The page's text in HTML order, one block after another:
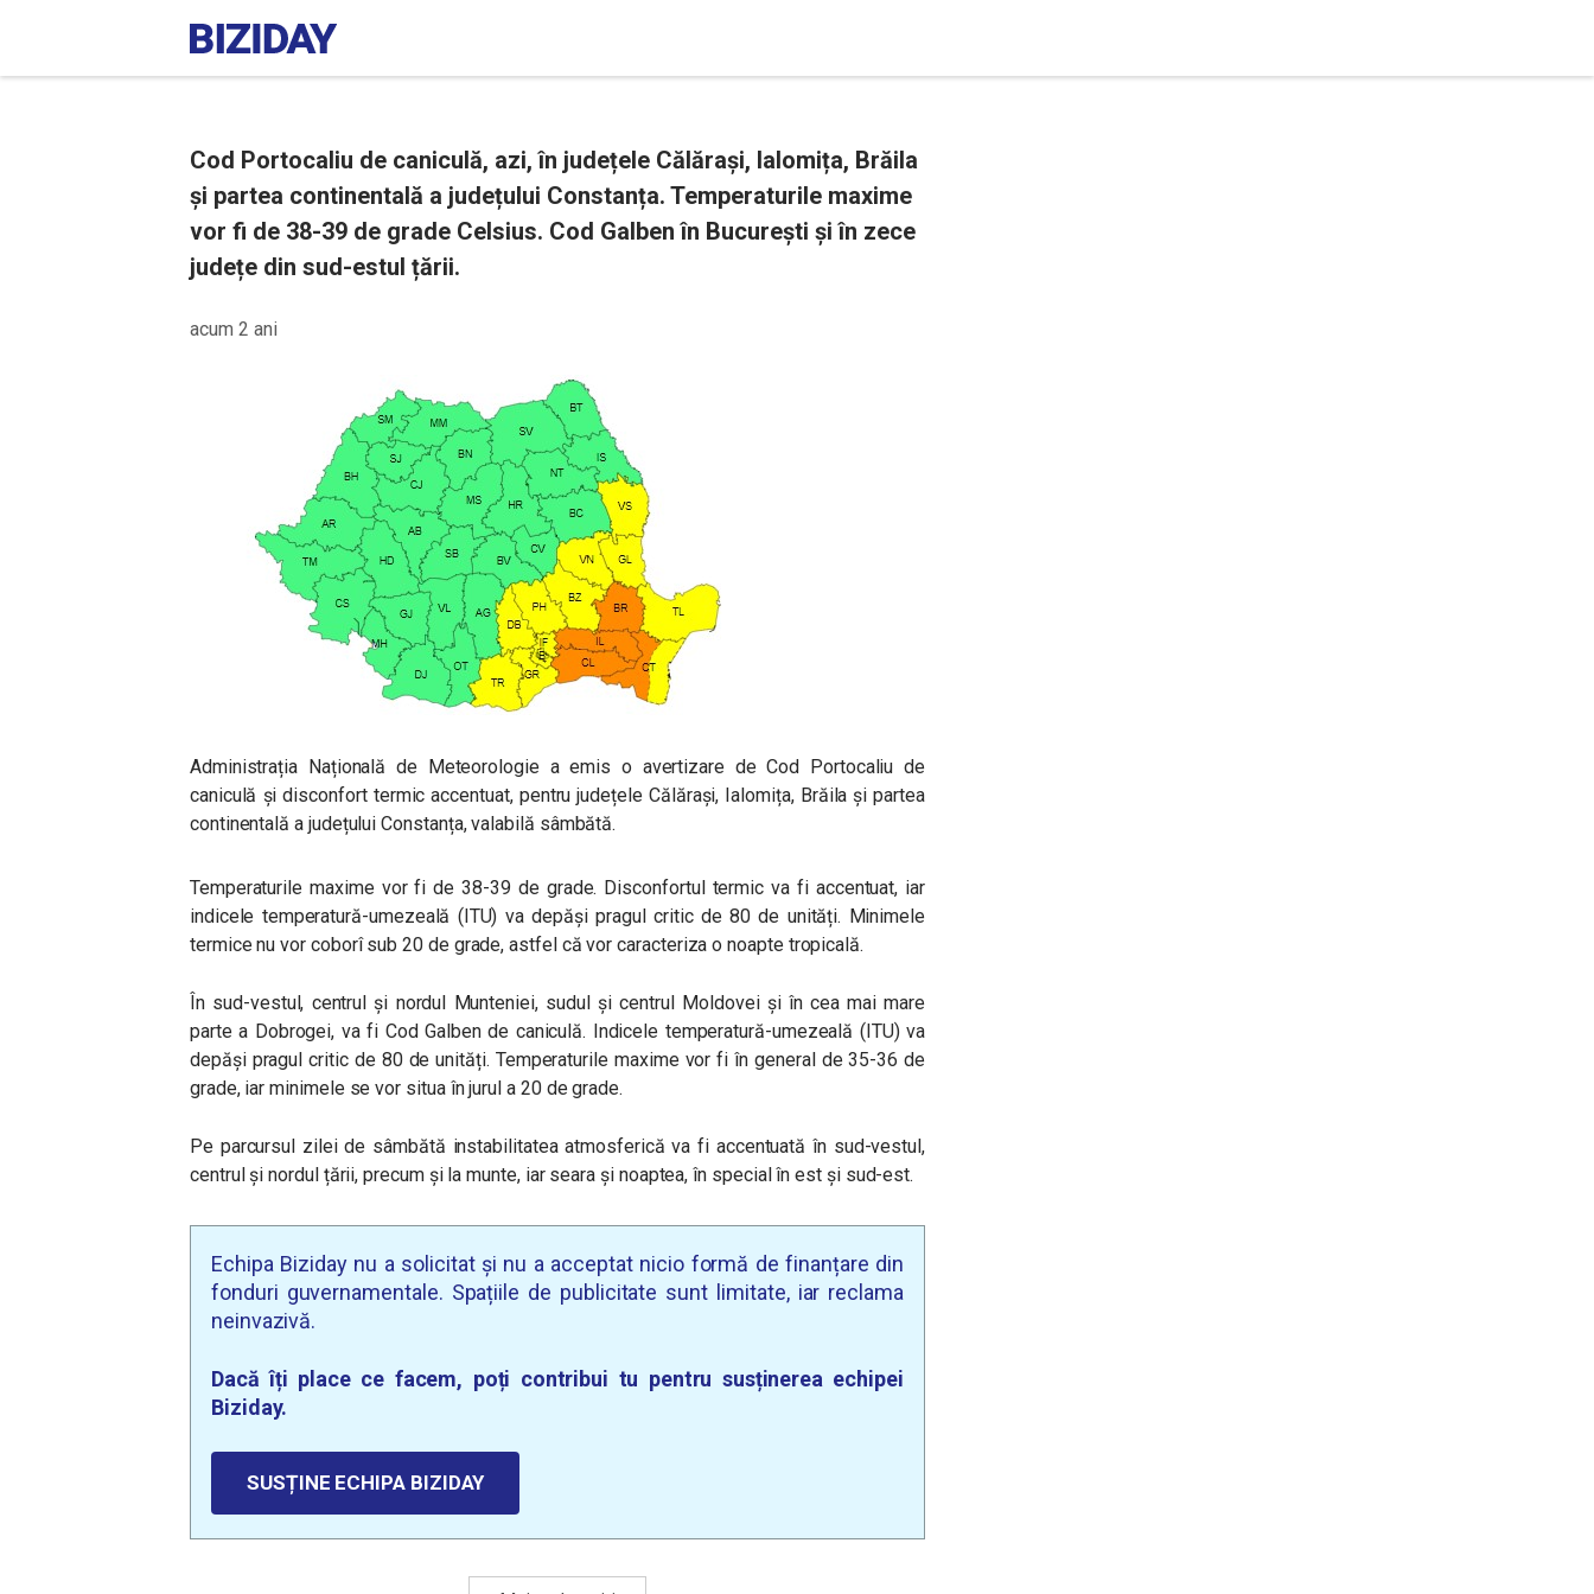
Cod Portocaliu de caniculă, azi, în județele Călărași, Ialomița, Brăila
și partea continentală a județului Constanța. Temperaturile maxime
vor fi de 38-39 de grade Celsius. Cod Galben în București și în zece
județe din sud-estul țării.
acum 2 ani
Administrația Națională de Meteorologie a emis o avertizare de Cod Portocaliu de
caniculă și disconfort termic accentuat, pentru județele Călărași, Ialomița, Brăila și partea
continentală a județului Constanța, valabilă sâmbătă.
Temperaturile maxime vor fi de 38-39 de grade. Disconfortul termic va fi accentuat, iar
indicele temperatură-umezeală (ITU) va depăși pragul critic de 80 de unități. Minimele
termice nu vor coborî sub 20 de grade, astfel că vor caracteriza o noapte tropicală.
În sud-vestul, centrul și nordul Munteniei, sudul și centrul Moldovei și în cea mai mare
parte a Dobrogei, va fi Cod Galben de caniculă. Indicele temperatură-umezeală (ITU) va
depăși pragul critic de 80 de unități. Temperaturile maxime vor fi în general de 35-36 de
grade, iar minimele se vor situa în jurul a 20 de grade.
Pe parcursul zilei de sâmbătă instabilitatea atmosferică va fi accentuată în sud-vestul,
centrul și nordul țării, precum și la munte, iar seara și noaptea, în special în est și sud-est.
Echipa Biziday nu a solicitat și nu a acceptat nicio formă de finanțare din
fonduri guvernamentale. Spațiile de publicitate sunt limitate, iar reclama
neinvazivă.
Dacă îți place ce facem, poți contribui tu pentru susținerea echipei
Biziday.
SUSȚINE ECHIPA BIZIDAY